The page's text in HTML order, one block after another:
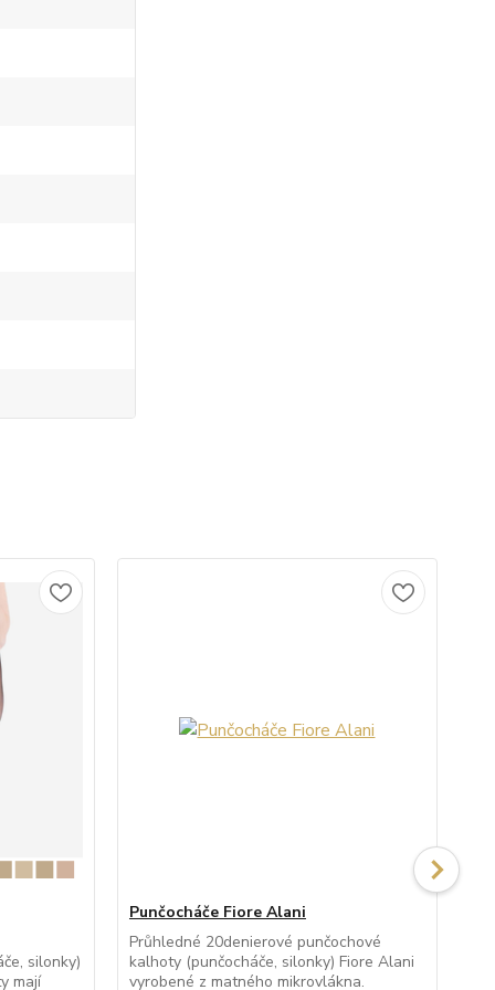
silonky)
mají
Punčocháče Fiore Alani
Průhledné 20denierové punčochové
kalhoty (punčocháče, silonky) Fiore Alani
vyrobené z matného mikrovlákna.